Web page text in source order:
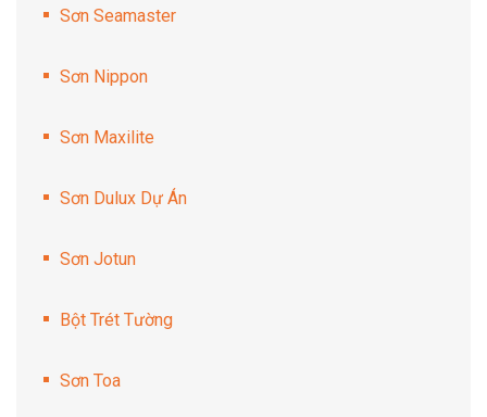
Sơn Seamaster
Sơn Nippon
Sơn Maxilite
Sơn Dulux Dự Án
Sơn Jotun
Bột Trét Tường
Sơn Toa